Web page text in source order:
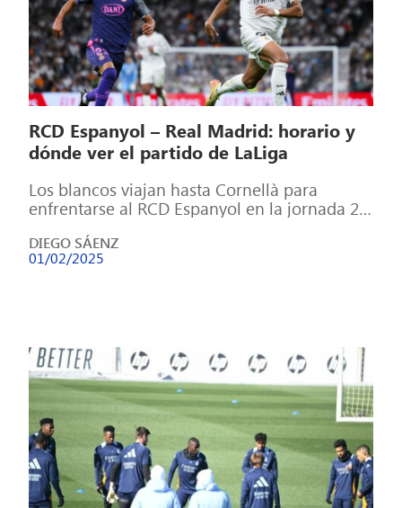
RCD Espanyol – Real Madrid: horario y
dónde ver el partido de LaLiga
Los blancos viajan hasta Cornellà para
enfrentarse al RCD Espanyol en la jornada 22
DIEGO SÁENZ
01/02/2025